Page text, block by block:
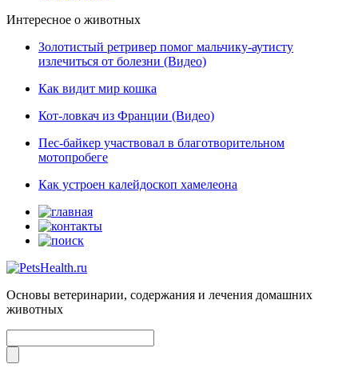
Интересное о животных
Золотистый ретривер помог мальчику-аутисту
излечиться от болезни (Видео)
Как видит мир кошка
Кот-ловкач из Франции (Видео)
Пес-байкер участвовал в благотворительном
мотопробеге
Как устроен калейдоскоп хамелеона
Основы ветеринарии, содержания и лечения домашних
животных